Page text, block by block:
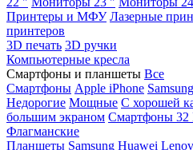
Принтеры и МФУ Лазерные
принтеров
3D печать 3D ручки
Компьютерные кресла
Смартфоны и планшеты Все
Смартфоны Apple iPhone Samsung
Недорогие Мощные С хорошей
большим экраном Смартфоны 32
Флагманские
Планшеты Samsung Huawei